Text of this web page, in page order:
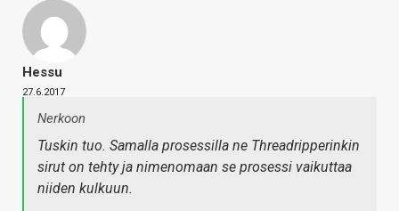
Hessu
27.6.2017
Nerkoon
Tuskin tuo. Samalla prosessilla ne Threadripperinkin
sirut on tehty ja nimenomaan se prosessi vaikuttaa
niiden kulkuun.